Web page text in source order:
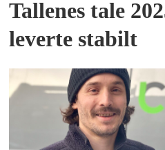
Tallenes tale
leverte stabilt